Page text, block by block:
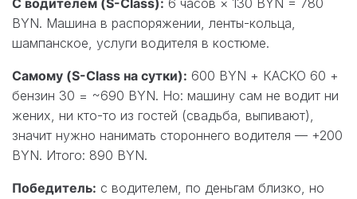
С водителем (S-Class): 6 часов × 130 BYN = 780
BYN. Машина в распоряжении, ленты-кольца,
шампанское, услуги водителя в костюме.
Самому (S-Class на сутки): 600 BYN + КАСКО 60 +
бензин 30 = ~690 BYN. Но: машину сам не водит ни
жених, ни кто-то из гостей (свадьба, выпивают),
значит нужно нанимать стороннего водителя — +200
BYN. Итого: 890 BYN.
Победитель: с водителем, по деньгам близко, но